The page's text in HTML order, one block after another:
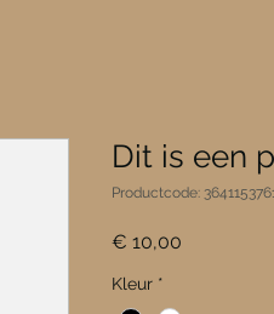
Dit is een
Productcode:
€ 10,00
Kleur *